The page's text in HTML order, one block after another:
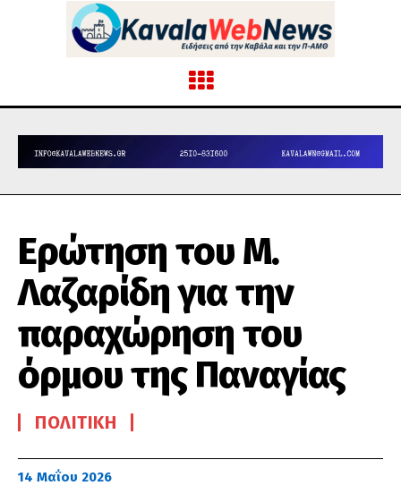
Ερώτηση του Μ.
Λαζαρίδη για την
παραχώρηση του
όρμου της Παναγίας
ΠΟΛΙΤΙΚΉ
14 Μαΐου 2026